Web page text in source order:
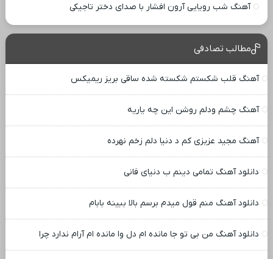
آهنگ شب رویایی آرون افشار با صدای دختر تاجیکی
مطالب تصادفی
آهنگ قلب شکستم شکسته شده ساقی بریز ریمیکس
آهنگ چشم ودلم روشن این چه یاریه
آهنگ مجید عزیزی کم د دنیا دلم زخم نهرده
دانلود آهنگ تمامی دینم ب دنیای فانی
دانلود آهنگ منم قول میدم برسم بالا ببینه بابام
دانلود آهنگ من بی تو جا مانده ام دل وا مانده ام آرام ندارد چرا